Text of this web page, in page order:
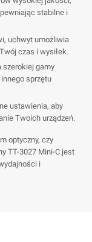
stabilne i
uchwyt umożliwia
czas i wysiłek.
szerokiej gamy
sprzętu
ustawienia, aby
Twoich urządzeń.
optyczny, czy
TT-3027 Mini-C jest
i